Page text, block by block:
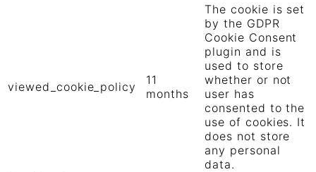
viewed_cookie_policy
11
months
The cookie is set
by the GDPR
Cookie Consent
plugin and is
used to store
whether or not
user has
consented to the
use of cookies. It
does not store
any personal
data.